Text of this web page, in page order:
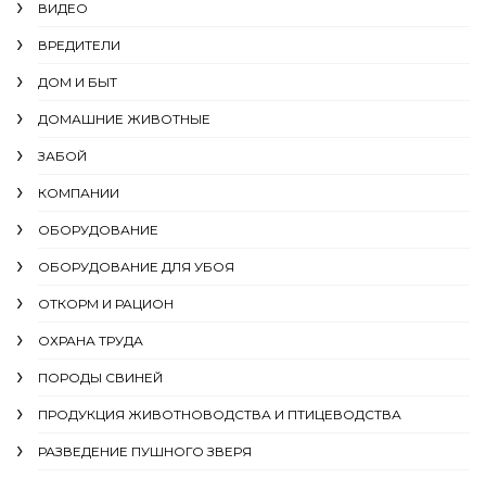
ВИДЕО
ВРЕДИТЕЛИ
ДОМ И БЫТ
ДОМАШНИЕ ЖИВОТНЫЕ
ЗАБОЙ
КОМПАНИИ
ОБОРУДОВАНИЕ
ОБОРУДОВАНИЕ ДЛЯ УБОЯ
ОТКОРМ И РАЦИОН
ОХРАНА ТРУДА
ПОРОДЫ СВИНЕЙ
ПРОДУКЦИЯ ЖИВОТНОВОДСТВА И ПТИЦЕВОДСТВА
РАЗВЕДЕНИЕ ПУШНОГО ЗВЕРЯ